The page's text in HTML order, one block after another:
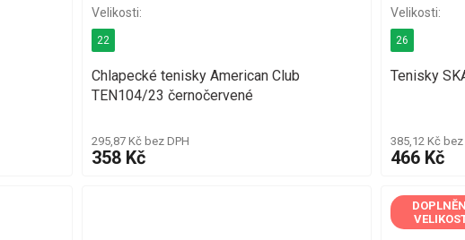
Chlapecké tenisky American Club
TEN104/23 černočervené
295,87 Kč bez DPH
358 Kč
22
Tenisky
385,12 Kč bez
466 Kč
26